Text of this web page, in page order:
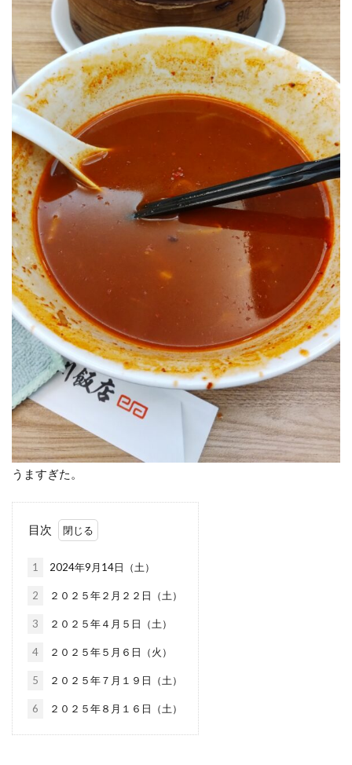
うますぎた。
目次
1 2024年9月14日（土）
2 ２０２５年２月２２日（土）
3 ２０２５年４月５日（土）
4 ２０２５年５月６日（火）
5 ２０２５年７月１９日（土）
6 ２０２５年８月１６日（土）